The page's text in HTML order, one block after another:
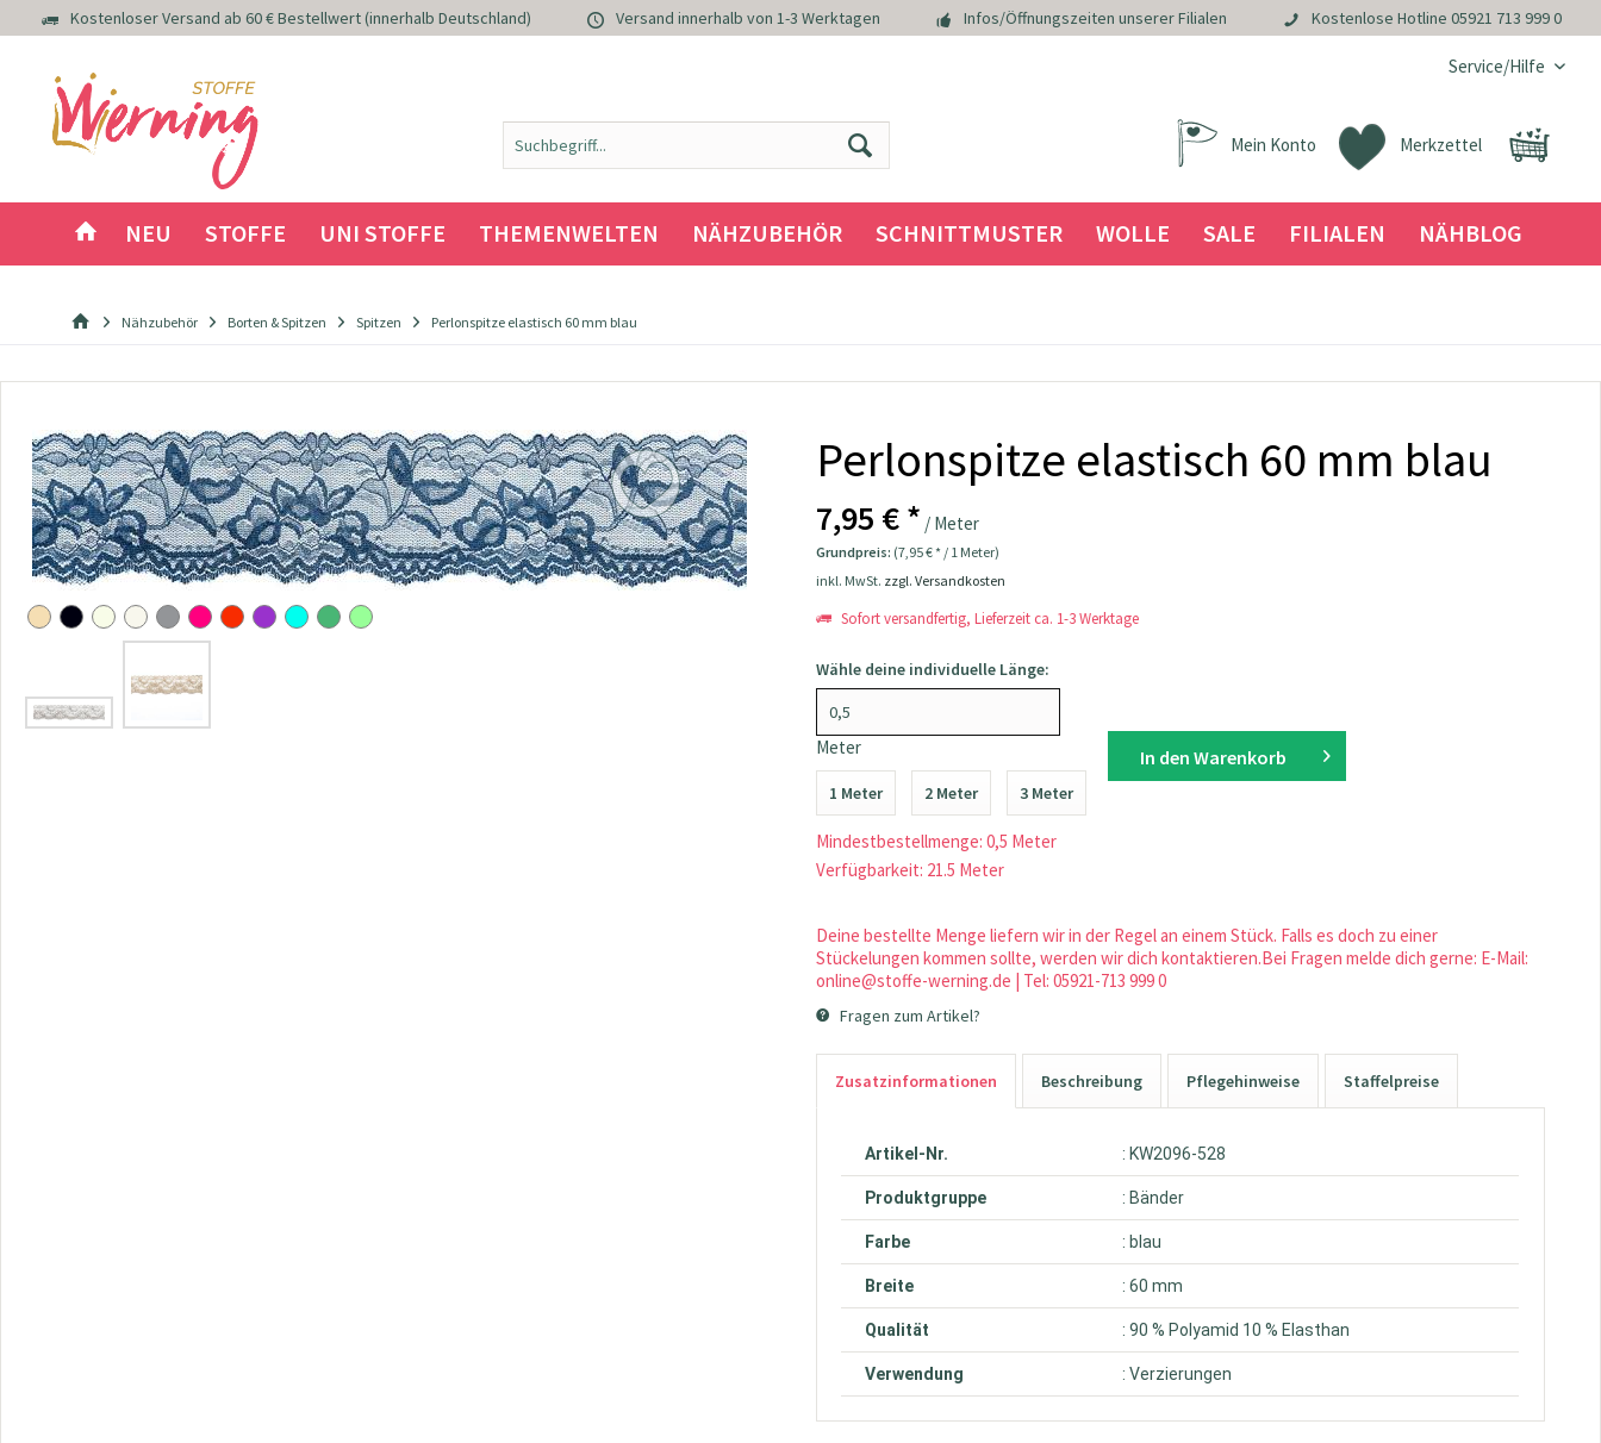
Kostenloser Versand ab 60 € Bestellwert (innerhalb Deutschland) Versand innerhalb von 1-3 Werktagen Infos/Öffnungszeiten unserer Filialen Kostenlose Hotline 05921 713 999 0
Service/Hilfe
Merkzettel
Mein Konto
NEU STOFFE UNI STOFFE THEMENWELTEN NÄHZUBEHÖR SCHNITTMUSTER WOLLE SALE FILIALEN NÄHBLOG
Nähzubehör Borten & Spitzen Spitzen Perlonspitze elastisch 60 mm blau
Perlonspitze elastisch 60 mm blau
7,95 € * / Meter
Grundpreis: (7,95 € * / 1 Meter)
inkl. MwSt. zzgl. Versandkosten
Sofort versandfertig, Lieferzeit ca. 1-3 Werktage
Wähle deine individuelle Länge:
Meter
1 Meter 2 Meter 3 Meter
Mindestbestellmenge: 0,5 Meter
Verfügbarkeit: 21.5 Meter
In den Warenkorb
Deine bestellte Menge liefern wir in der Regel an einem Stück. Falls es doch zu einer
Stückelungen kommen sollte, werden wir dich kontaktieren.Bei Fragen melde dich gerne: E-Mail:
online@stoffe-werning.de | Tel: 05921-713 999 0
Fragen zum Artikel?
Zusatzinformationen Beschreibung Pflegehinweise Staffelpreise
Artikel-Nr. : KW2096-528
Produktgruppe : Bänder
Farbe : blau
Breite : 60 mm
Qualität : 90 % Polyamid 10 % Elasthan
Verwendung : Verzierungen